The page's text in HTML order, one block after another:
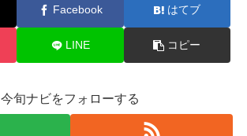
Facebook はてブ
LINE コピー
今旬ナビをフォローする